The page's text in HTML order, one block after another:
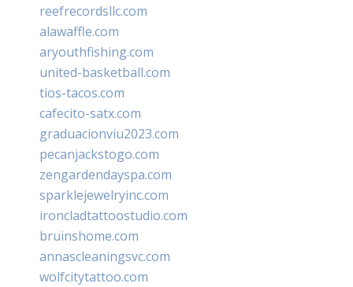
reefrecordsllc.com
alawaffle.com
aryouthfishing.com
united-basketball.com
tios-tacos.com
cafecito-satx.com
graduacionviu2023.com
pecanjackstogo.com
zengardendayspa.com
sparklejewelryinc.com
ironcladtattoostudio.com
bruinshome.com
annascleaningsvc.com
wolfcitytattoo.com